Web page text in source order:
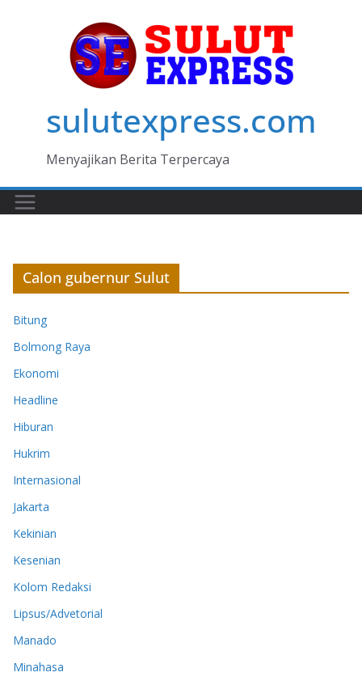
sulutexpress.com
Menyajikan Berita Terpercaya
Calon gubernur Sulut
Bitung
Bolmong Raya
Ekonomi
Headline
Hiburan
Hukrim
Internasional
Jakarta
Kekinian
Kesenian
Kolom Redaksi
Lipsus/Advetorial
Manado
Minahasa